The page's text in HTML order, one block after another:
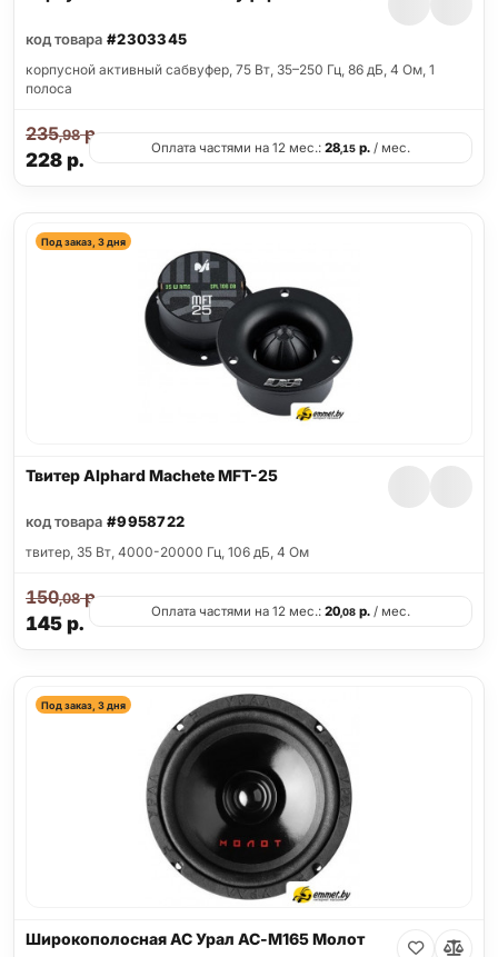
код товара #2303345
корпусной активный сабвуфер, 75 Вт, 35–250 Гц, 86 дБ, 4 Ом, 1
полоса
228р.
235,98р.
Оплата частями на 12 мес.: 28,15р./ мес.
Под заказ, 3 дня
Твитер Alphard Machete MFT-25
код товара #9958722
твитер, 35 Вт, 4000-20000 Гц, 106 дБ, 4 Ом
145р.
150,08р.
Оплата частями на 12 мес.: 20,08р./ мес.
Под заказ, 3 дня
Широкополосная АС Урал АС-М165 Молот